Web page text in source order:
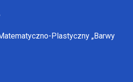
Plastyczny „Barwy